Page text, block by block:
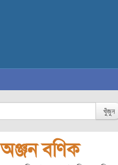
খুঁজুন
অঞ্জন বণিক